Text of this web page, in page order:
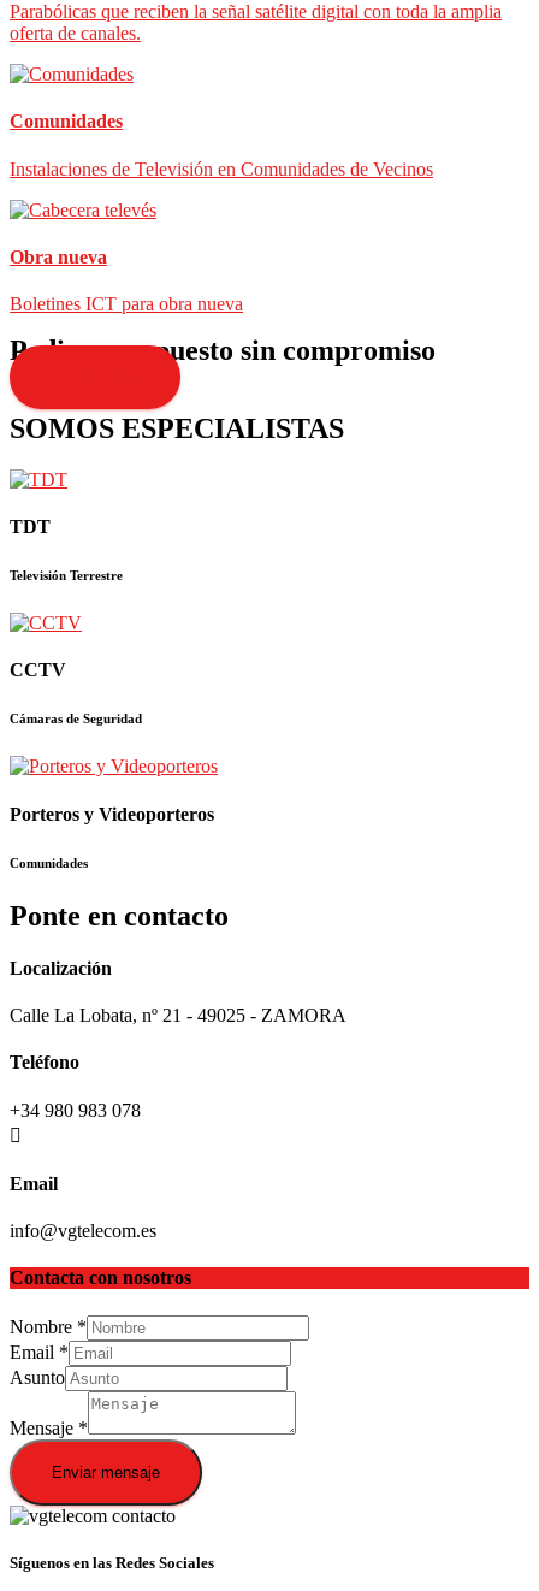
Parabólicas que reciben la señal satélite digital con toda la amplia
oferta de canales.
Comunidades
Instalaciones de Televisión en Comunidades de Vecinos
Obra nueva
Boletines ICT para obra nueva
Pedir presupuesto sin compromiso
SOMOS ESPECIALISTAS
TDT
Televisión Terrestre
CCTV
Cámaras de Seguridad
Porteros y Videoporteros
Comunidades
Ponte en contacto
Localización
Calle La Lobata, nº 21 - 49025 - ZAMORA
Teléfono
+34 980 983 078
Email
info@vgtelecom.es
Contacta con nosotros
Nombre *
Email *
Asunto
Mensaje *
Enviar mensaje
Síguenos en las Redes Sociales